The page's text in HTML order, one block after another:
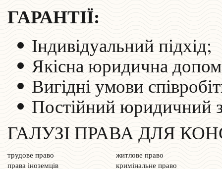
ГАРАНТІЇ:
Індивідуальний підхід;
Якісна юридична
Вигідні умови
Постійний юридичний
ГАЛУЗІ ПРАВА ДЛЯ
трудове право
житлове право
права іноземців
кримінальне право